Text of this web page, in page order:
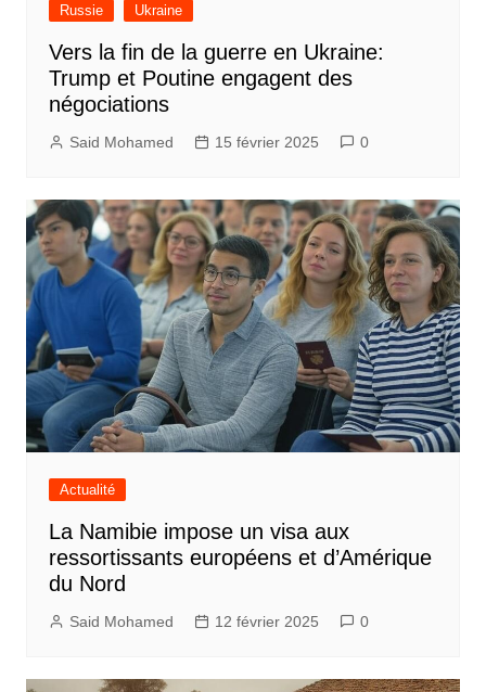
Russie
Ukraine
Vers la fin de la guerre en Ukraine:
Trump et Poutine engagent des
négociations
Said Mohamed 15 février 2025 0
Actualité
La Namibie impose un visa aux
ressortissants européens et d’Amérique
du Nord
Said Mohamed 12 février 2025 0